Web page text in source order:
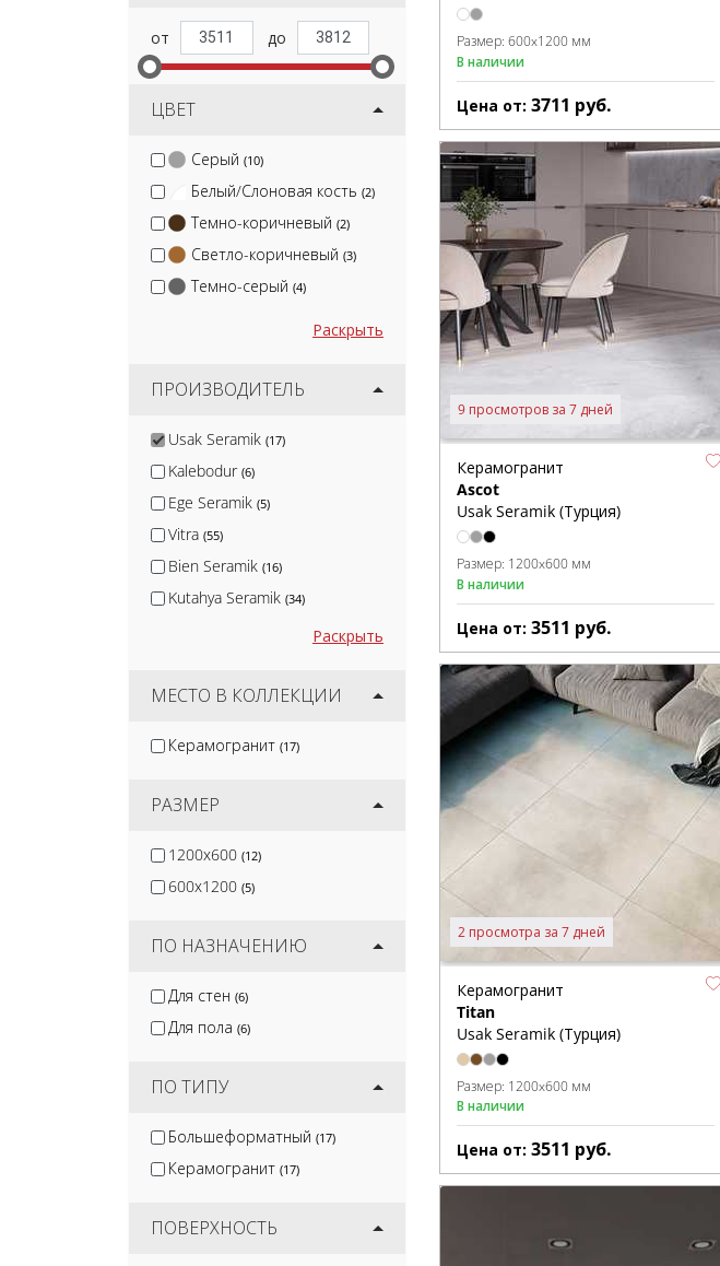
ЦВЕТ
Серый (10)
Белый/Слоновая кость (2)
Темно-коричневый (2)
Светло-коричневый (3)
Темно-серый (4)
Раскрыть
ПРОИЗВОДИТЕЛЬ
Usak Seramik (17)
Kalebodur (6)
Ege Seramik (5)
Vitra (55)
Bien Seramik (16)
Kutahya Seramik (34)
Stone4Home(2)
Yurtbay Seramik(27)
Раскрыть
МЕСТО В КОЛЛЕКЦИИ
Керамогранит (17)
РАЗМЕР
1200x600 (12)
600x1200 (5)
ПО НАЗНАЧЕНИЮ
Для стен (6)
Для пола (6)
ПО ТИПУ
Большеформатный (17)
Керамогранит (17)
ПОВЕРХНОСТЬ
Размер: 600x1200 мм
В наличии
Цена от: 3711 руб.
9 просмотров за 7 дней
Керамогранит
Ascot
Usak Seramik (Турция)
Размер: 1200x600 мм
В наличии
Цена от: 3511 руб.
2 просмотра за 7 дней
Керамогранит
Titan
Usak Seramik (Турция)
Размер: 1200x600 мм
В наличии
Цена от: 3511 руб.